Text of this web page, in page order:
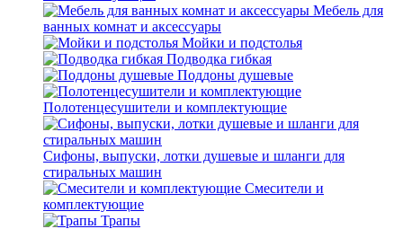
Мебель для
ванных комнат и аксессуары
Мойки и подстолья
Подводка гибкая
Поддоны душевые
Полотенцесушители и комплектующие
Сифоны, выпуски, лотки душевые и шланги для
стиральных машин
Смесители и
комплектующие
Трапы